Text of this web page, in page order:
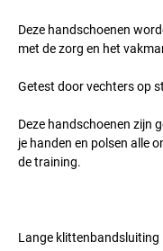
Deze handschoenen
met de zorg en het
Getest door vechters op
Deze handschoenen zijn
je handen en polsen alle
de training.
Lange klittenbandsluiting